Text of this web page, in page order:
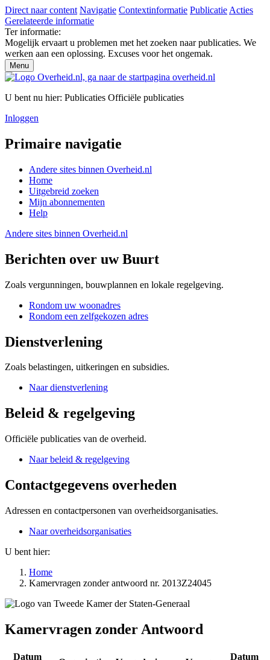
Direct naar content Navigatie Contextinformatie Publicatie Acties
Gerelateerde informatie
Ter informatie:
Mogelijk ervaart u problemen met het zoeken naar publicaties. We
werken aan een oplossing. Excuses voor het ongemak.
Menu
U bent nu hier: Publicaties Officiële publicaties
Inloggen
Primaire navigatie
Andere sites binnen Overheid.nl
Home
Uitgebreid zoeken
Mijn abonnementen
Help
Andere sites binnen Overheid.nl
Berichten over uw Buurt
Zoals vergunningen, bouwplannen en lokale regelgeving.
Rondom uw woonadres
Rondom een zelfgekozen adres
Dienstverlening
Zoals belastingen, uitkeringen en subsidies.
Naar dienstverlening
Beleid & regelgeving
Officiële publicaties van de overheid.
Naar beleid & regelgeving
Contactgegevens overheden
Adressen en contactpersonen van overheidsorganisaties.
Naar overheidsorganisaties
U bent hier:
Home
Kamervragen zonder antwoord nr. 2013Z24045
Kamervragen zonder Antwoord
Datum
Datum